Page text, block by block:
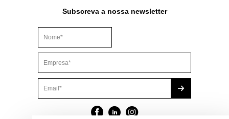
Subscreva a nossa newsletter
Este campo é para efeitos de validação e deve ser